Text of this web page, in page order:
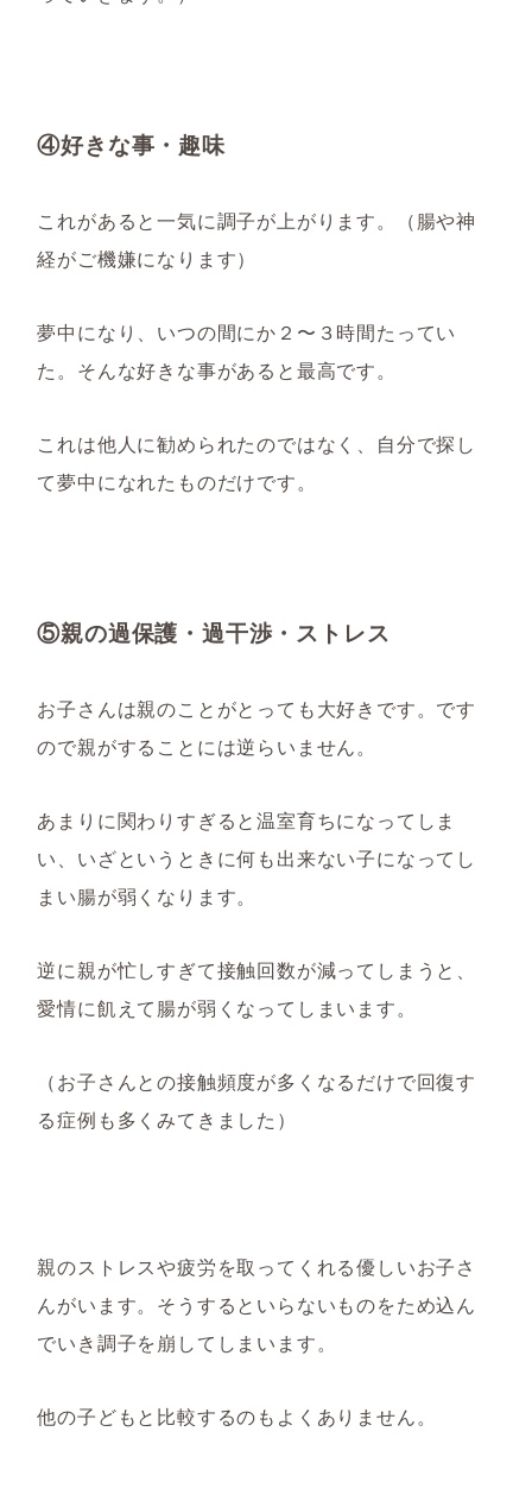
④好きな事・趣味
これがあると一気に調子が上がります。（腸や神
経がご機嫌になります）
夢中になり、いつの間にか２〜３時間たってい
た。そんな好きな事があると最高です。
これは他人に勧められたのではなく、自分で探し
て夢中になれたものだけです。
⑤親の過保護・過干渉・ストレス
お子さんは親のことがとっても大好きです。です
ので親がすることには逆らいません。
あまりに関わりすぎると温室育ちになってしま
い、いざというときに何も出来ない子になってし
まい腸が弱くなります。
逆に親が忙しすぎて接触回数が減ってしまうと、
愛情に飢えて腸が弱くなってしまいます。
（お子さんとの接触頻度が多くなるだけで回復す
る症例も多くみてきました）
親のストレスや疲労を取ってくれる優しいお子さ
んがいます。そうするといらないものをため込ん
でいき調子を崩してしまいます。
他の子どもと比較するのもよくありません。